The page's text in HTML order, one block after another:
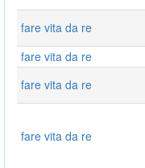
fare vita da re
fare vita da re
fare vita da re
fare vita da re